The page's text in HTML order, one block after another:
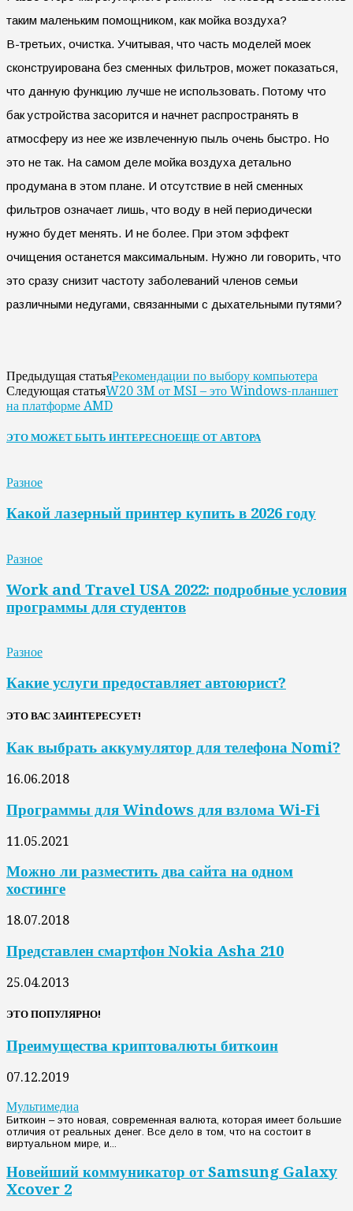
таким маленьким помощником, как мойка воздуха?
В-третьих, очистка. Учитывая, что часть моделей моек
сконструирована без сменных фильтров, может показаться,
что данную функцию лучше не использовать. Потому что
бак устройства засорится и начнет распространять в
атмосферу из нее же извлеченную пыль очень быстро. Но
это не так. На самом деле мойка воздуха детально
продумана в этом плане. И отсутствие в ней сменных
фильтров означает лишь, что воду в ней периодически
нужно будет менять. И не более. При этом эффект
очищения останется максимальным. Нужно ли говорить, что
это сразу снизит частоту заболеваний членов семьи
различными недугами, связанными с дыхательными путями?
Предыдущая статьяРекомендации по выбору компьютера
Следующая статьяW20 3M от MSI – это Windows-планшет
на платформе AMD
ЭТО МОЖЕТ БЫТЬ ИНТЕРЕСНОЕЩЕ ОТ АВТОРА
Разное
Какой лазерный принтер купить в 2026 году
Разное
Work and Travel USA 2022: подробные условия
программы для студентов
Разное
Какие услуги предоставляет автоюрист?
ЭТО ВАС ЗАИНТЕРЕСУЕТ!
Как выбрать аккумулятор для телефона Nomi?
16.06.2018
Программы для Windows для взлома Wi-Fi
11.05.2021
Можно ли разместить два сайта на одном
хостинге
18.07.2018
Представлен смартфон Nokia Asha 210
25.04.2013
ЭТО ПОПУЛЯРНО!
Преимущества криптовалюты биткоин
07.12.2019
Мультимедиа
Биткоин – это новая, современная валюта, которая имеет большие
отличия от реальных денег. Все дело в том, что на состоит в
виртуальном мире, и...
Новейший коммуникатор от Samsung Galaxy
Xcover 2